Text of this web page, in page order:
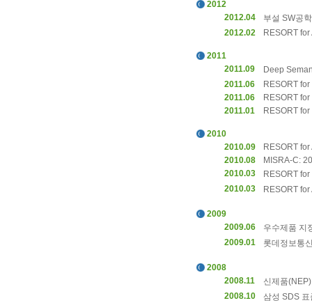
2012
2012.04
부설 SW공
2012.02
RESORT
2011
2011.09
Deep
2011.06
RESORT
2011.06
RESORT
2011.01
RESORT
2010
2010.09
RESORT
2010.08
MISRA-C:
2010.03
RESORT
2010.03
RESORT
2009
2009.06
우수제품 지
2009.01
롯데정보통
2008
2008.11
신제품
2008.10
삼성 SDS